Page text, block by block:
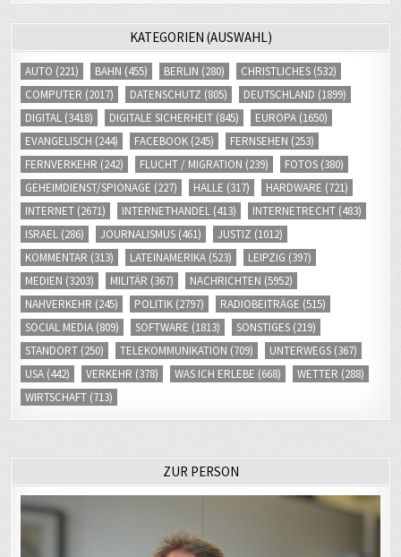
AUTO(221) BAHN(455) BERLIN(280) CHRISTLICHES(532)
COMPUTER
(2017) DATENSCHUTZ (805) DEUTSCHLAND(1899)
DIGITAL (3418) DIGITALE SICHERHEIT(845) EUROPA(1650)
EVANGELISCH (244) FACEBOOK(245) FERNSEHEN(253)
FERNVERKEHR(242) FLUCHT / MIGRATION(239) FOTOS
GEHEIMDIENST/SPIONAGE(227) HALLE (317) HARDWARE(721)
INTERNET(2671) INTERNETHANDEL(413) INTERNETRECHT(483)
ISRAEL(286) JOURNALISMUS(461) JUSTIZ
(1012)
KOMMENTAR
(313) LATEINAMERIKA (523) LEIPZIG
MEDIEN(3203) MILITÄR(367) NACHRICHTEN(5952)
NAHVERKEHR(245) POLITIK (2797) RADIOBEITRÄGE
SOCIAL MEDIA (809) SOFTWARE(1813) SONSTIGES(219)
STANDORT(250) TELEKOMMUNIKATION (709) UNTERWEGS
USA(442) VERKEHR(378) WAS ICH ERLEBE (668) WETTER(288)
WIRTSCHAFT(713)